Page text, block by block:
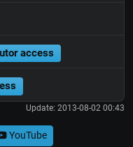
access
Update: 2013-08-02 00:43
YouTube